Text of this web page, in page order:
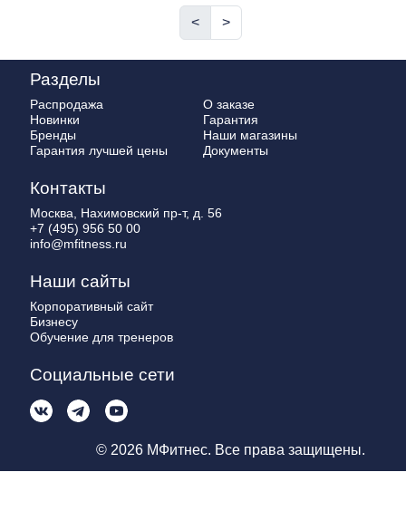
< >
Разделы
Распродажа
Новинки
Бренды
Гарантия лучшей цены
О заказе
Гарантия
Наши магазины
Документы
Контакты
Москва, Нахимовский пр-т, д. 56
+7 (495) 956 50 00
info@mfitness.ru
Наши сайты
Корпоративный сайт
Бизнесу
Обучение для тренеров
Социальные сети
© 2026 МФитнес. Все права защищены.